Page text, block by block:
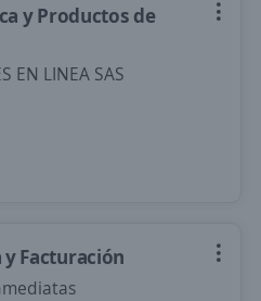
y Productos de
EN LINEA SAS
Facturación